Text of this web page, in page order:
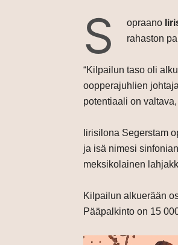
S opraano
rahaston
“Kilpailun taso oli
oopperajuhlien johtaja
potentiaali on
Iirisilona Segerstam
ja isä nimesi
meksikolainen
Kilpailun alkuerään
Pääpalkinto on 15